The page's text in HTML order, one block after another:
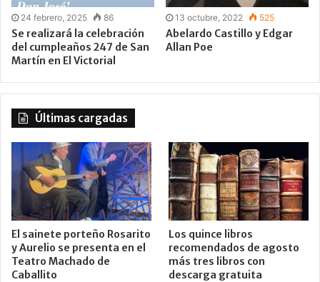
24 febrero, 2025 86
Se realizará la celebración
del cumpleaños 247 de San
Martín en El Victorial
13 octubre, 2022 525
Abelardo Castillo y Edgar
Allan Poe
Últimas cargadas
El sainete porteño Rosarito
y Aurelio se presenta en el
Teatro Machado de
Caballito
Los quince libros
recomendados de agosto
más tres libros con
descarga gratuita